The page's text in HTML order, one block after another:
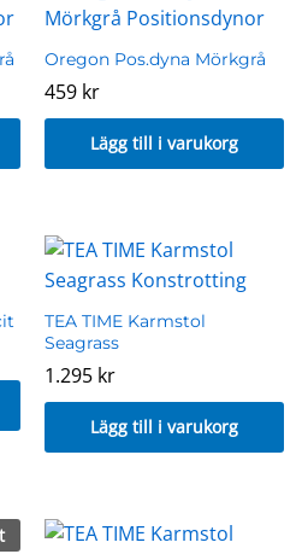
Oregon Pos.dyna Mörkgrå
459 kr
Lägg till i varukorg
TEA TIME Karmstol
Seagrass
1.295 kr
Lägg till i varukorg